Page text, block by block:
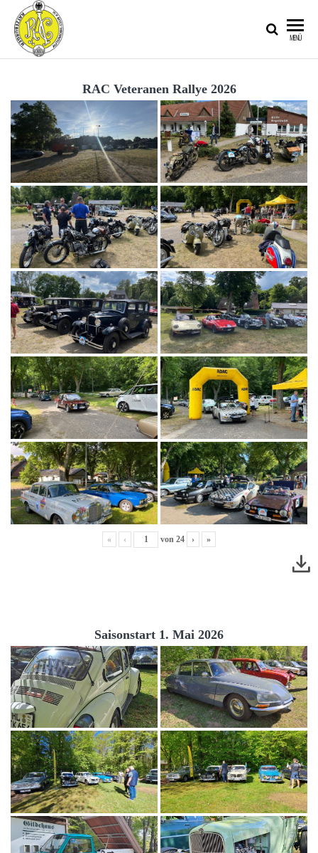
AUTOMOBIL-
CLUB IM
ADAC E.V.
MENÜ
RAC Veteranen Rallye 2026
« ‹ von 24 › »
Saisonstart 1. Mai 2026